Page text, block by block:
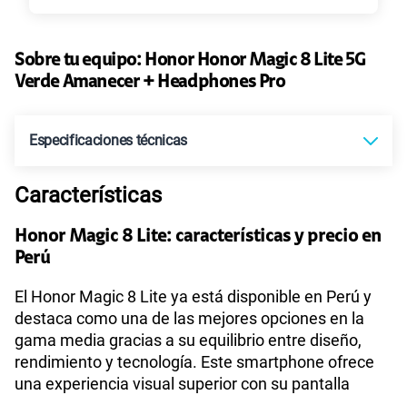
Paga solo
S/ 95.90 S/47.95
50% dto. x 12 meses
Sobre tu equipo: Honor Honor Magic 8 Lite 5G
Verde Amanecer + Headphones Pro
Especificaciones técnicas
Tecnología de Pantalla
Procesador Qualcomm Snapdragon 6 Gen 4
Características
Honor Magic 8 Lite: características y precio en
Perú
El Honor Magic 8 Lite ya está disponible en Perú y
destaca como una de las mejores opciones en la
gama media gracias a su equilibrio entre diseño,
rendimiento y tecnología. Este smartphone ofrece
una experiencia visual superior con su pantalla